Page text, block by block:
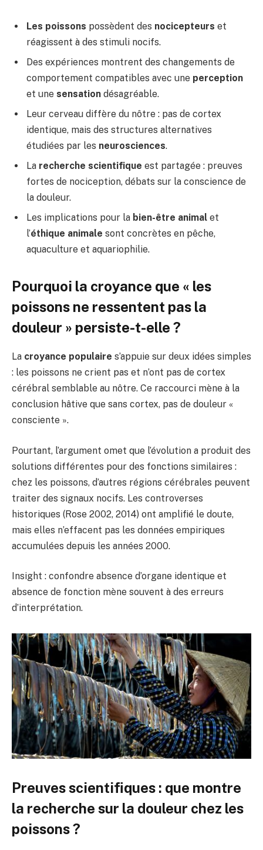
Les poissons possèdent des nocicepteurs et
réagissent à des stimuli nocifs.
Des expériences montrent des changements de
comportement compatibles avec une perception
et une sensation désagréable.
Leur cerveau diffère du nôtre : pas de cortex
identique, mais des structures alternatives
étudiées par les neurosciences.
La recherche scientifique est partagée : preuves
fortes de nociception, débats sur la conscience de
la douleur.
Les implications pour la bien-être animal et
l’éthique animale sont concrètes en pêche,
aquaculture et aquariophilie.
Pourquoi la croyance que « les
poissons ne ressentent pas la
douleur » persiste-t-elle ?
La croyance populaire s’appuie sur deux idées simples
: les poissons ne crient pas et n’ont pas de cortex
cérébral semblable au nôtre. Ce raccourci mène à la
conclusion hâtive que sans cortex, pas de douleur «
consciente ».
Pourtant, l’argument omet que l’évolution a produit des
solutions différentes pour des fonctions similaires :
chez les poissons, d’autres régions cérébrales peuvent
traiter des signaux nocifs. Les controverses
historiques (Rose 2002, 2014) ont amplifié le doute,
mais elles n’effacent pas les données empiriques
accumulées depuis les années 2000.
Insight : confondre absence d’organe identique et
absence de fonction mène souvent à des erreurs
d’interprétation.
Preuves scientifiques : que montre
la recherche sur la douleur chez les
poissons ?